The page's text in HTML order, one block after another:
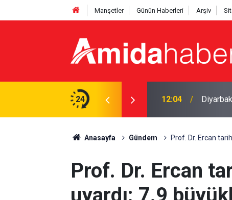
Manşetler Günün Haberleri Arşiv
24 12:04
Anasayfa Gündem Prof. Dr. Ercan
Prof. Dr. Ercan
uyardı: 7.9